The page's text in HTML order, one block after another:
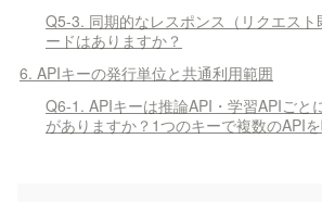
Q5-3. 同期的なレスポンス（リクエス
ードはありますか？
6. APIキーの発行単位と共通利用範囲
Q6-1. APIキーは推論API・学習APIごと
がありますか？1つのキーで複数のAPI